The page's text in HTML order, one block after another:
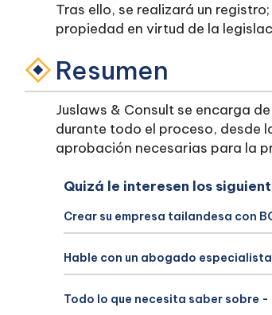
Tras ello, se realizará un
propiedad en virtud de la
Resumen
Juslaws & Consult se encarga
durante todo el proceso, desde
aprobación necesarias para la
Quizá le interesen los
Crear su empresa tailandesa con
Hable con un abogado
Todo lo que necesita saber sobre